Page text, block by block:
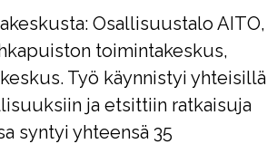
Osallisuustalo AITO,
toimintakeskus,
Työ käynnistyi yhteisillä
ja etsittiin ratkaisuja
syntyi yhteensä 35